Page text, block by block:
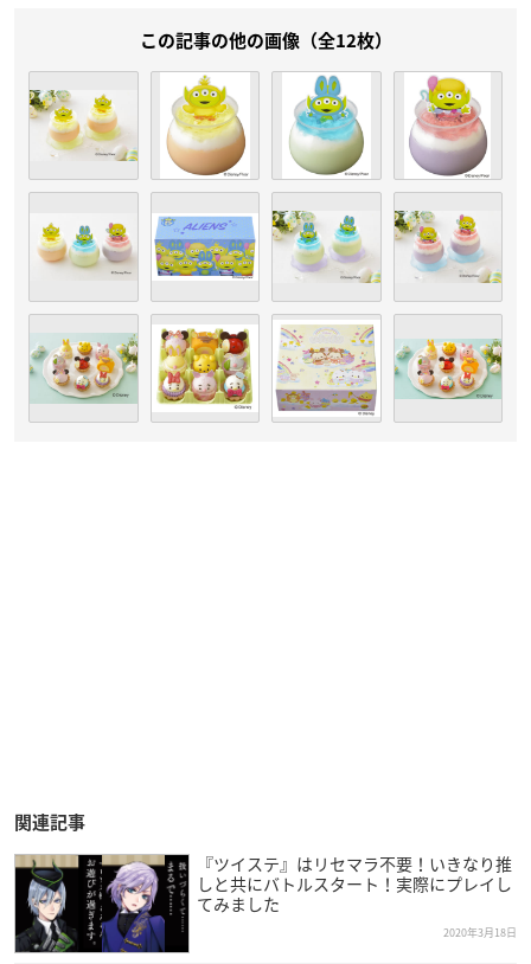
この記事の他の画像（全12枚）
関連記事
『ツイステ』はリセマラ不要！いきなり推
しと共にバトルスタート！実際にプレイし
てみました
2020年3月18日